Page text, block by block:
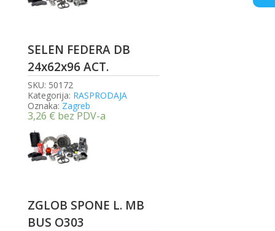
SELEN FEDERA DB
24x62x96 ACT.
SKU: 50172
Kategorija: RASPRODAJA
Oznaka: Zagreb
3,26 € bez PDV-a
ZGLOB SPONE L. MB
BUS O303